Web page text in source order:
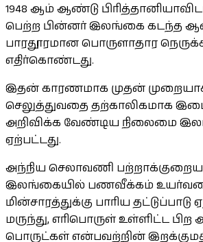
1948 ஆம் ஆண்டு
பெற்ற பின்னர் இலங்கை கடந்த
பாரதூரமான பொருளாதார
எதிர்கொண்டது.
இதன் காரணமாக முதன்
செலுத்துவதை தற்காலிகமாக
அறிவிக்க வேண்டிய நிலைமை
ஏற்பட்டது.
அந்நிய செலாவணி
இலங்கையில் பணவீக்கம்
மின்சாரத்துக்கு பாரிய
மருந்து, எரிபொருள் உள்ளிட்ட பிற
பொருட்கள் என்பவற்றின்